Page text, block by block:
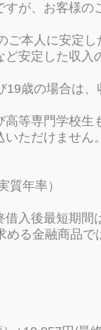
が、お客様
ご本人に安定
安定した収
歳の場合は
等専門学校生
ただけません
質年率）
入後最短期間
る金融商品で